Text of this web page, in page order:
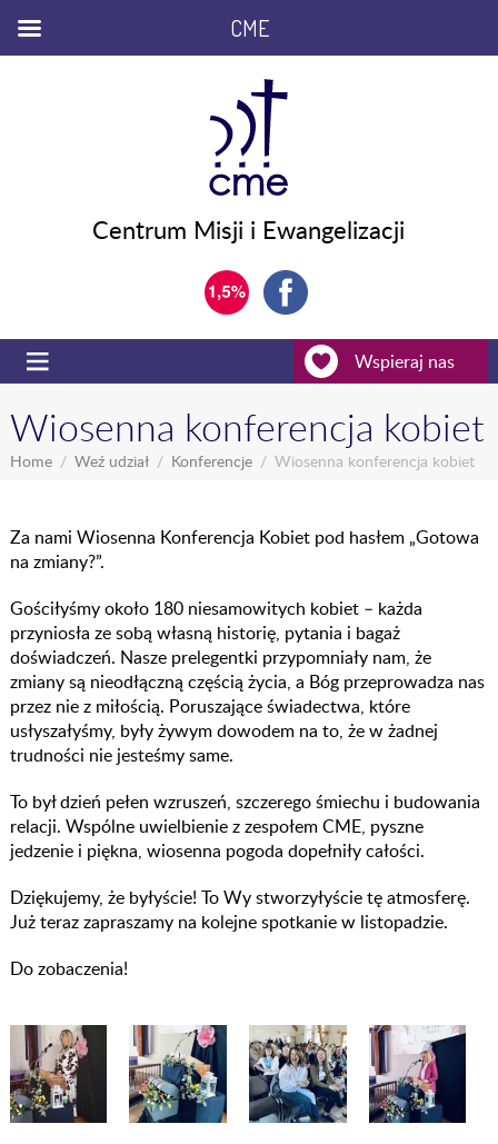
Centrum Misji i Ewangelizacji
Wspieraj nas
Wiosenna konferencja kobiet
Home Weź udział Konferencje Wiosenna konferencja kobiet
Za nami Wiosenna Konferencja Kobiet pod hasłem „Gotowa
na zmiany?”.
Gościłyśmy około 180 niesamowitych kobiet – każda
przyniosła ze sobą własną historię, pytania i bagaż
doświadczeń. Nasze prelegentki przypomniały nam, że
zmiany są nieodłączną częścią życia, a Bóg przeprowadza nas
przez nie z miłością. Poruszające świadectwa, które
usłyszałyśmy, były żywym dowodem na to, że w żadnej
trudności nie jesteśmy same.
To był dzień pełen wzruszeń, szczerego śmiechu i budowania
relacji. Wspólne uwielbienie z zespołem CME, pyszne
jedzenie i piękna, wiosenna pogoda dopełniły całości.
Dziękujemy, że byłyście! To Wy stworzyłyście tę atmosferę.
Już teraz zapraszamy na kolejne spotkanie w listopadzie.
Do zobaczenia!
CME